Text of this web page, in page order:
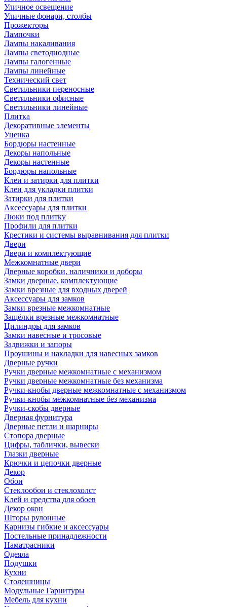
Уличное освещение
Уличные фонари, столбы
Прожекторы
Лампочки
Лампы накаливания
Лампы светодиодные
Лампы галогенные
Лампы линейные
Технический свет
Светильники переносные
Светильники офисные
Светильники линейные
Плитка
Декоративные элементы
Уценка
Бордюры настенные
Декоры напольные
Декоры настенные
Бордюры напольные
Клеи и затирки для плитки
Клеи для укладки плитки
Затирки для плитки
Аксессуары для плитки
Люки под плитку
Профили для плитки
Крестики и системы выравнивания для плитки
Двери
Двери и комплектующие
Межкомнатные двери
Дверные коробки, наличники и доборы
Замки дверные, комплектующие
Замки врезные для входных дверей
Аксессуары для замков
Замки врезные межкомнатные
Защёлки врезные межкомнатные
Цилиндры для замков
Замки навесные и тросовые
Задвижки и запоры
Проушины и накладки для навесных замков
Дверные ручки
Ручки дверные межкомнатные с механизмом
Ручки дверные межкомнатные без механизма
Ручки-кнобы дверные межкомнатные с механизмом
Ручки-кнобы межкомнатные без механизма
Ручки-скобы дверные
Дверная фурнитура
Дверные петли и шарниры
Стопора дверные
Цифры, таблички, вывески
Глазки дверные
Крючки и цепочки дверные
Декор
Обои
Стеклообои и стеклохолст
Клей и средства для обоев
Декор окон
Шторы рулонные
Карнизы гибкие и аксессуары
Постельные принадлежности
Наматрасники
Одеяла
Подушки
Кухни
Столешницы
Модульные Гарнитуры
Мебель для кухни